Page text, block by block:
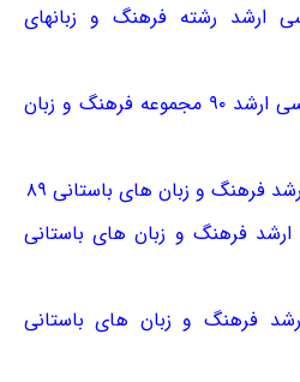
ارشد رشته فرهنگ و زبانهای
دانلود سوالات کارشناسی ارشد ۹۰ مجموعه فرهنگ و زبان
فرهنگ و زبان های باستانی ۸۹
فرهنگ و زبان های باستانی
فرهنگ و زبان های باستانی